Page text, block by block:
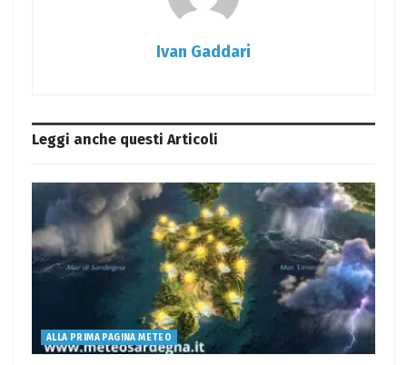
Ivan Gaddari
Leggi anche questi Articoli
ALLA PRIMA PAGINA METEO